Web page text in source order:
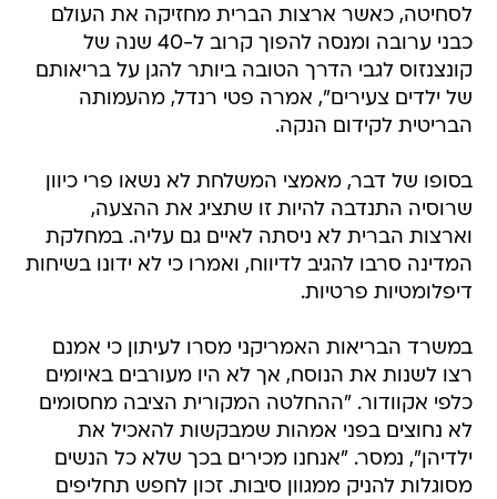
לסחיטה, כאשר ארצות הברית מחזיקה את העולם
כבני ערובה ומנסה להפוך קרוב ל-40 שנה של
קונצנזוס לגבי הדרך הטובה ביותר להגן על בריאותם
של ילדים צעירים", אמרה פטי רנדל, מהעמותה
הבריטית לקידום הנקה.
בסופו של דבר, מאמצי המשלחת לא נשאו פרי כיוון
שרוסיה התנדבה להיות זו שתציג את ההצעה,
וארצות הברית לא ניסתה לאיים גם עליה. במחלקת
המדינה סרבו להגיב לדיווח, ואמרו כי לא ידונו בשיחות
דיפלומטיות פרטיות.
במשרד הבריאות האמריקני מסרו לעיתון כי אמנם
רצו לשנות את הנוסח, אך לא היו מעורבים באיומים
כלפי אקוודור. "ההחלטה המקורית הציבה מחסומים
לא נחוצים בפני אמהות שמבקשות להאכיל את
ילדיהן", נמסר. "אנחנו מכירים בכך שלא כל הנשים
מסוגלות להניק ממגוון סיבות. זכון לחפש תחליפים